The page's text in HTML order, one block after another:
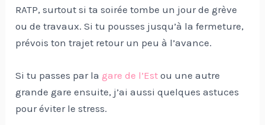
RATP, surtout si ta soirée tombe un jour de grève
ou de travaux. Si tu pousses jusqu’à la fermeture,
prévois ton trajet retour un peu à l’avance.
Si tu passes par lagare de l’Est ou une autre
grande gare ensuite, j’ai aussi quelques astuces
pour éviter le stress.